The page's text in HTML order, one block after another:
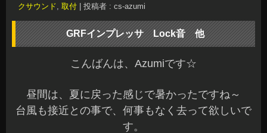
クサウンド, 取付 投稿者 : cs-azumi
GRFインプレッサ Lock音 他
こんばんは、Azumiです☆
昼間は、夏に戻った感じで暑かったですね～
台風も接近との事で、何事もなく去って欲しいで
す。